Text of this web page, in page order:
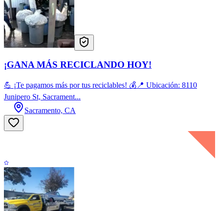
¡GANA MÁS RECICLANDO HOY!
💪 ¡Te pagamos más por tus reciclables! 💰📍 Ubicación: 8110
Junipero St, Sacrament...
Sacramento, CA